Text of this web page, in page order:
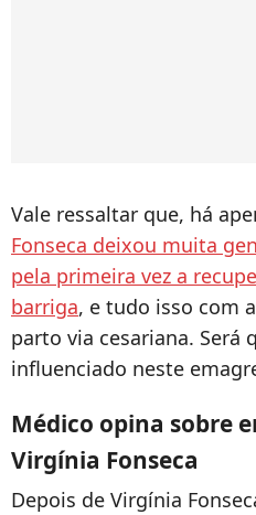
Vale ressaltar que, há
Fonseca deixou muita
pela primeira vez a
barriga, e tudo isso com
parto via cesariana. Será
influenciado neste
Médico opina sobre
Virgínia Fonseca
Depois de Virgínia